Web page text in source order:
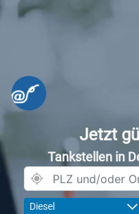
Jetzt
Tankstellen in
Diesel